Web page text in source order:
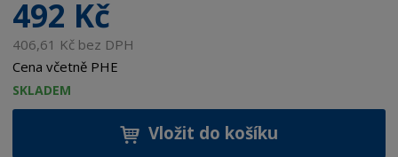
492 Kč
406,61 Kč bez DPH
Cena včetně PHE
SKLADEM
Vložit do košíku